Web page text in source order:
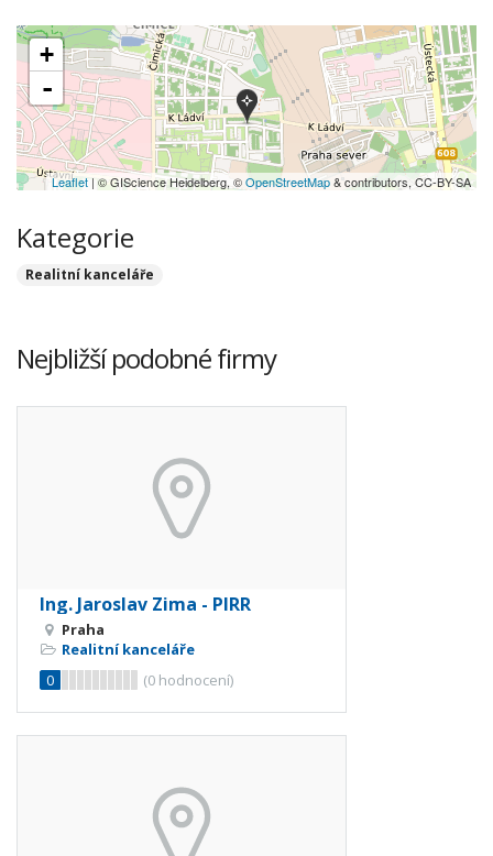
+
-
Leaflet | © GIScience Heidelberg, ©OpenStreetMap& contributors, CC-BY-SA
Kategorie
Realitní kanceláře
Nejbližší podobné firmy
Ing. Jaroslav Zima - PIRR
Praha
Realitní kanceláře
0
(0 hodnocení)